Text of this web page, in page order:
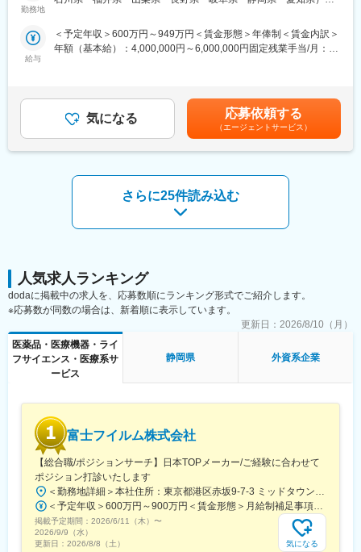
入社後はいずれかの製品群を担当いただきます。豊富なラインナ
ン提案が可能です。
を頂くなど基礎的な知識を身につけてからの現場配属になりま
す。現場配属後も上長や先輩社員との営業動向や勉強会、年次や
階層別の研修プログラムを用意しているため、継続的に知識習得
をする環境が整っております。
だきます。
・マネージャー、本社部門など、長期的に多くのキャリアパスが
例）GROWプログラム：短期間にて他部署の業務体験が可能／社
内公募制度：職種、セクター間の異動を行える制度
変更の範囲：会社の定める業務
＜具体的な業務内容＞
・担当する製品の提案、技術サポート（手術の立会いあり）
・各種学会への参加
■事業部について：
オーソペディックス事業本部は、整形領域で使用されるインプラ
ント製品を取り扱っています。今回採用するのはトラウマ／スポ
トラウマビジネスは、四肢の外傷製品を取り扱い、歴史的にマー
ケットリーダーを維持し、そして今後も新製品の導入を継続的に
圧倒的な製品ポートフォリオとセールスカバレッジにより、更な
スポーツビジネス（スポーツ整形領域）は、反復性肩関節脱臼、
腱板断裂修復術などに用いるスーチャーアンカーを世界て初めて
発売。国内においても最初に生体内吸収性の製品を導入し、金属
製、PEEK製を含め、手指・肘・股・膝・足関節の靱帯等修復術に
対応する多様なラインナップをそろえています。
■研修・教育：
業界・企業・製品理解のため、東京本社で1～2か月の初期研修を
実施。実機に触れて基礎を習得後配属。配属後もOJTやeラーニン
グで未経験者も成長可能な体制です。基礎重視で安心して学べる
環境。
■留意事項：
ジョンソン・エンド・ジョンソンは、当社の整形外科事業を分
離・独立（セパレーション）し、DePuy Synthes として独立した
企業を設立する計画を発表しています。必要な諸条件が満たされ
ることを前提に、18～24ヶ月以内に完了する見込みです。本ポジ
ションはセパレーション完了後、DePuy Synthes の従業員として
雇用される予定であり、同社の雇用体系・プログラム・ポリシ
ー・福利厚生が適用されます。詳細は、適切なタイミングで
DePuy Synthes より別途通知される予定です。
勤務地
囲：会社の定める事業所
給与
＜予定年収＞600万円～949万円＜賃金形態＞年俸制＜賃金内訳＞
年額（基本給）：4,000,000円～6,000,000円固定残業手当/月：
補足＞※ご経験やスキルを考慮し決定いたします。※上記年収はイ
ンセンティブを含む金額です。賃金はあくまでも目安の金額であ
り、選考を通じて上下する可能性があります。月給(月額)は固定手
当を含めた表記です。
気になる 応募依頼する
（エージェントサービス）
さらに25件読み込む
人気求人ランキング
dodaに掲載中の求人を、応募数順にランキング形式でご紹介します。
※応募数が同数の場合は、新着順に表示しています。
更新日： 2026/8/10（月）
医薬品・医療機器・ライ
フサイエンス・医療系サ
ービス
静岡県 外資系企業
富士フイルム株式会社
【総合職/ポジションサーチ】日本TOPメーカー/ご経験に合わせて
ポジション打診いたします
＜勤務地詳細＞本社住所：東京都港区赤坂9-7-3 ミッドタウン・ウェスト勤務地最寄駅：東京メトロ日比谷線／都営大江戸線／六本木駅受動喫煙対策：敷地内全面禁煙
＜予定年収＞600万円～900万円＜賃金形態＞月給制補足事項なし＜賃金内訳＞月額（基本給）：300,000円～500,000円＜月給＞300,000円～500,000円＜昇給有無＞有＜残業手当＞有賃金はあくまでも目安の金額であり、選考を通じて上下する可能性があります。月給(月額)は固定手当を含めた表記です。
掲載予定期間： 2026/6/11（木） 〜
2026/9/9（水）
更新日： 2026/8/8（土） 気になる